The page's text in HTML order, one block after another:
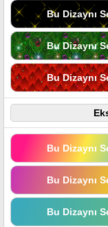
Bu Dizaynı
Bu Dizaynı
Bu Dizaynı
Bu Dizaynı
Bu Dizaynı
Bu Dizaynı